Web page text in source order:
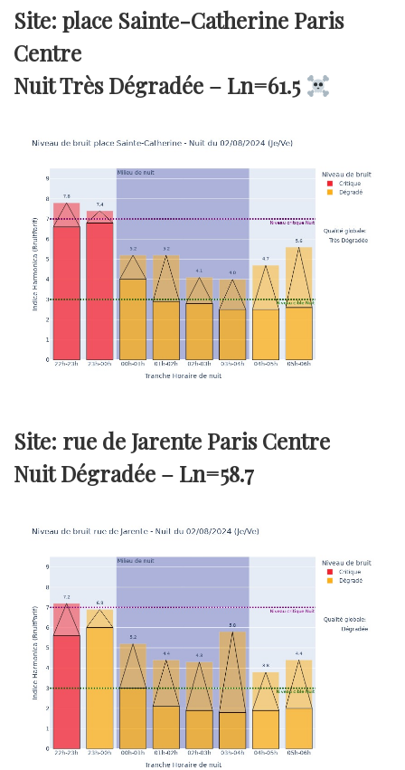
Site: place Sainte-Catherine Paris
Centre
Nuit Très Dégradée – Ln=61.5
Site: rue de Jarente Paris Centre
Nuit Dégradée – Ln=58.7